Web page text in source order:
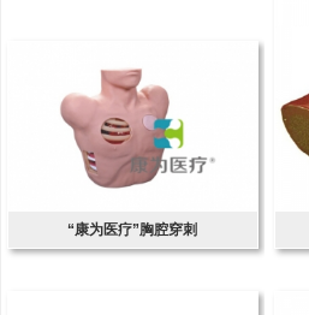
“康为医疗”胸腔穿刺